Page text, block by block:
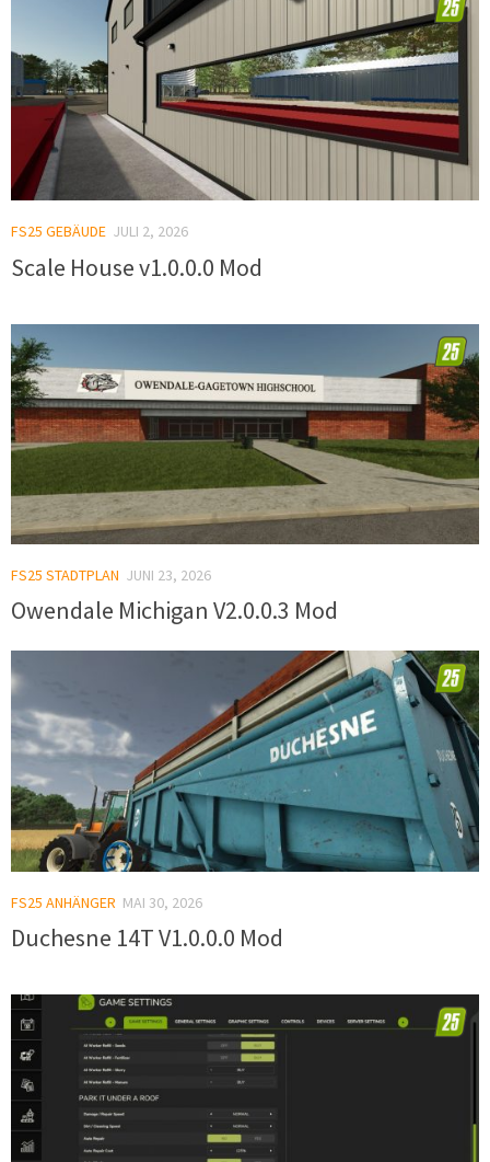
FS25 GEBÄUDE JULI 2, 2026
Scale House v1.0.0.0 Mod
FS25 STADTPLAN JUNI 23, 2026
Owendale Michigan V2.0.0.3 Mod
FS25 ANHÄNGER MAI 30, 2026
Duchesne 14T V1.0.0.0 Mod